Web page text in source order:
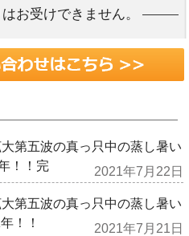
お受けできません。
第五波の真っ只中の蒸し暑い
！！完
2021年7月22日
第五波の真っ只中の蒸し暑い
！！
2021年7月21日